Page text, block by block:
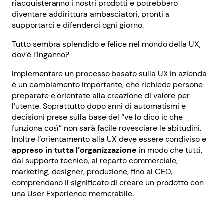
riacquisteranno i nostri prodotti e potrebbero
diventare addirittura ambasciatori, pronti a
supportarci e difenderci ogni giorno.
Tutto sembra splendido e felice nel mondo della UX,
dov’è l’inganno?
Implementare un processo basato sulla UX in azienda
è un cambiamento importante, che richiede persone
preparate e orientate alla creazione di valore per
l’utente. Soprattutto dopo anni di automatismi e
decisioni prese sulla base del “ve lo dico io che
funziona così” non sarà facile rovesciare le abitudini.
Inoltre l’orientamento alla UX deve essere condiviso e
appreso in tutta l’organizzazione in modo che tutti,
dal supporto tecnico, al reparto commerciale,
marketing, designer, produzione, fino al CEO,
comprendano il significato di creare un prodotto con
una User Experience memorabile.